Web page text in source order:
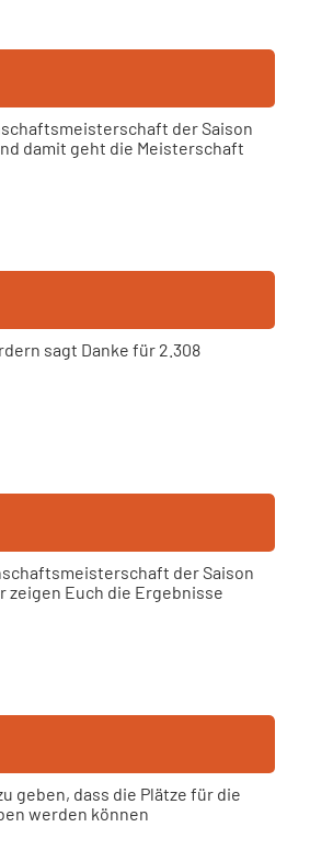
der Saison
damit geht die Meisterschaft
sagt Danke für 2.308
der Saison
zeigen Euch die Ergebnisse
geben, dass die Plätze für die
werden können